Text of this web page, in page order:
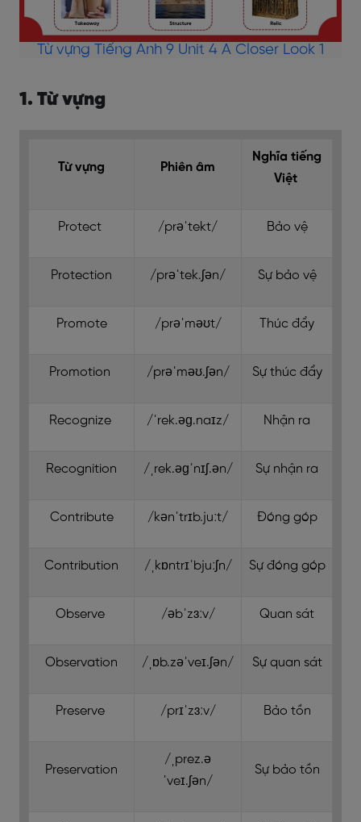
Từ vựng Tiếng Anh 9 Unit 4 A Closer Look 1
1. Từ vựng
Từ vựng Phiên âm
Nghĩa tiếng
Việt
Protect /prəˈtekt/ Bảo vệ
Protection /prəˈtek.ʃən/ Sự bảo vệ
Promote /prəˈməʊt/ Thúc đẩy
Promotion /prəˈməʊ.ʃən/ Sự thúc đẩy
Recognize /ˈrek.əɡ.naɪz/ Nhận ra
Recognition /ˌrek.əɡˈnɪʃ.ən/ Sự nhận ra
Contribute /kənˈtrɪb.juːt/ Đóng góp
Contribution /ˌkɒntrɪˈbjuːʃn/ Sự đóng góp
Observe /əbˈzɜːv/ Quan sát
Observation /ˌɒb.zəˈveɪ.ʃən/ Sự quan sát
Preserve /prɪˈzɜːv/ Bảo tồn
Preservation
/ˌprez.ə
ˈveɪ.ʃən/
Sự bảo tồn